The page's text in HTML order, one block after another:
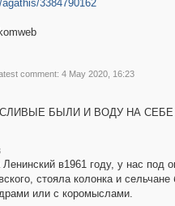
3384790162
comment: 4 May 2020, 16:23
БЫЛИ И ВОДУ НА СЕБЕ
в1961 году, у нас под
стояла колонка и сельчане
или с коромыслами.